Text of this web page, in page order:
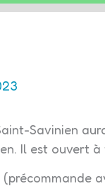
Savinien
Il est ouvert à